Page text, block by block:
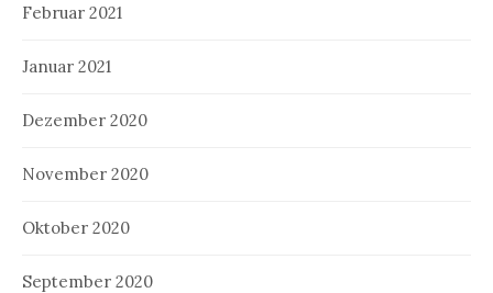
Februar 2021
Januar 2021
Dezember 2020
November 2020
Oktober 2020
September 2020